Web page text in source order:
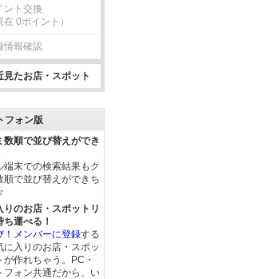
ント交換
在 0ポイント）
情報確認
見たお店・スポット
フォン版
数順で並び替えができ
端末での検索結果もク
順で並び替えができち
りのお店・スポットリ
ち運べる！
！メンバーに登録する
に入りのお店・スポッ
が作れちゃう。PC・
フォン共通だから、い